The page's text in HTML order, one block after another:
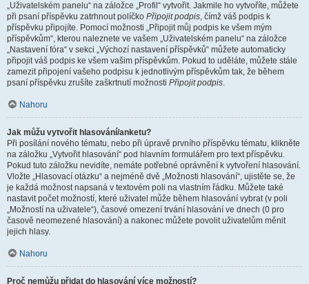
„Uživatelském panelu“ na záložce „Profil“ vytvořit. Jakmile ho vytvoříte, můžete
při psaní příspěvku zatrhnout políčko Připojit podpis, čímž váš podpis k
příspěvku připojíte. Pomocí možnosti „Připojit můj podpis ke všem mým
příspěvkům“, kterou naleznete ve vašem „Uživatelském panelu“ na záložce
„Nastavení fóra“ v sekci „Výchozí nastavení příspěvků“ můžete automaticky
připojit váš podpis ke všem vašim příspěvkům. Pokud to uděláte, můžete stále
zamezit připojení vašeho podpisu k jednotlivým příspěvkům tak, že během
psaní příspěvku zrušíte zaškrtnutí možnosti Připojit podpis.
Nahoru
Jak můžu vytvořit hlasování/anketu?
Při posílání nového tématu, nebo při úpravě prvního příspěvku tématu, klikněte
na záložku „Vytvořit hlasování“ pod hlavním formulářem pro text příspěvku.
Pokud tuto záložku nevidíte, nemáte potřebné oprávnění k vytvoření hlasování.
Vložte „Hlasovací otázku“ a nejméně dvě „Možnosti hlasování“, ujistěte se, že
je každá možnost napsaná v textovém poli na vlastním řádku. Můžete také
nastavit počet možností, které uživatel může během hlasování vybrat (v poli
„Možností na uživatele“), časové omezení trvání hlasování ve dnech (0 pro
časově neomezené hlasování) a nakonec můžete povolit uživatelům měnit
jejich hlasy.
Nahoru
Proč nemůžu přidat do hlasování více možností?